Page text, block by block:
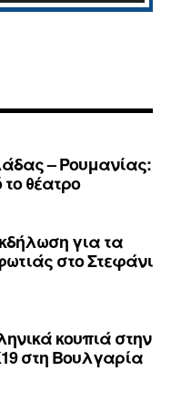
– Ρουμανίας:
θέατρο
για τα
στο Στεφάνι
κουπιά στην
στη Βουλγαρία